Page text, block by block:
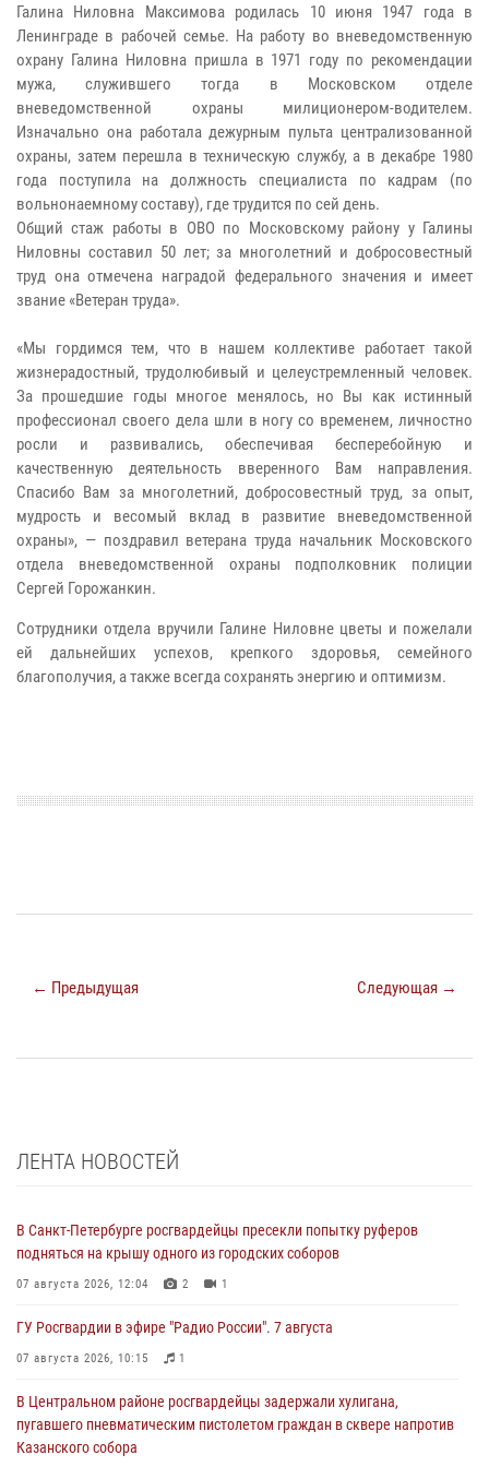
Галина Ниловна Максимова родилась 10 июня 1947 года в
Ленинграде в рабочей семье. На работу во вневедомственную
охрану Галина Ниловна пришла в 1971 году по рекомендации
мужа, служившего тогда в Московском отделе
вневедомственной охраны милиционером-водителем.
Изначально она работала дежурным пульта централизованной
охраны, затем перешла в техническую службу, а в декабре 1980
года поступила на должность специалиста по кадрам (по
вольнонаемному составу), где трудится по сей день.
Общий стаж работы в ОВО по Московскому району у Галины
Ниловны составил 50 лет; за многолетний и добросовестный
труд она отмечена наградой федерального значения и имеет
звание «Ветеран труда».
«Мы гордимся тем, что в нашем коллективе работает такой
жизнерадостный, трудолюбивый и целеустремленный человек.
За прошедшие годы многое менялось, но Вы как истинный
профессионал своего дела шли в ногу со временем, личностно
росли и развивались, обеспечивая бесперебойную и
качественную деятельность вверенного Вам направления.
Спасибо Вам за многолетний, добросовестный труд, за опыт,
мудрость и весомый вклад в развитие вневедомственной
охраны», — поздравил ветерана труда начальник Московского
отдела вневедомственной охраны подполковник полиции
Сергей Горожанкин.
Сотрудники отдела вручили Галине Ниловне цветы и пожелали
ей дальнейших успехов, крепкого здоровья, семейного
благополучия, а также всегда сохранять энергию и оптимизм.
← Предыдущая Следующая →
ЛЕНТА НОВОСТЕЙ
В Санкт-Петербурге росгвардейцы пресекли попытку руферов
подняться на крышу одного из городских соборов
07 августа 2026, 12:04 2 1
ГУ Росгвардии в эфире "Радио России". 7 августа
07 августа 2026, 10:15 1
В Центральном районе росгвардейцы задержали хулигана,
пугавшего пневматическим пистолетом граждан в сквере напротив
Казанского собора